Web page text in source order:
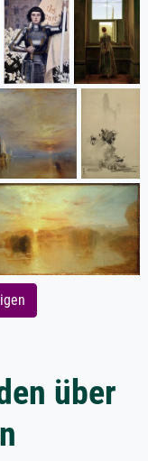
über